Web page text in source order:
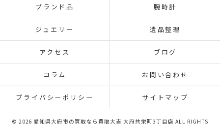
ブランド品 腕時計
ジュエリー 遺品整理
アクセス ブログ
コラム お問い合わせ
プライバシーポリシー サイトマップ
© 2026 愛知県大府市の買取なら買取大吉 大府共栄町3丁目店 ALL RIGHTS